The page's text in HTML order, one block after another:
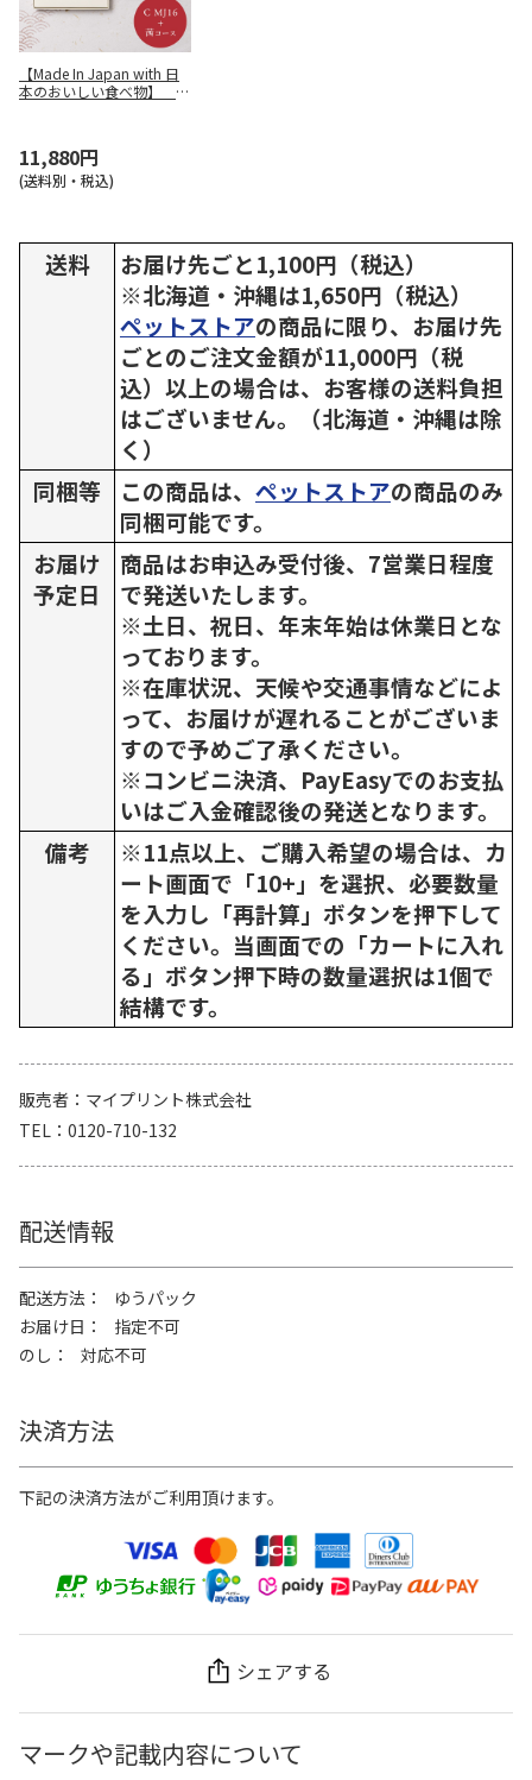
【Made In Japan with 日
本のおいしい食べ物】 カ
11,880円
(送料別・税込)
送料
お届け先ごと1,100円（税込）
※北海道・沖縄は1,650円（税込）
ペットストアの商品に限り、お届け先
ごとのご注文金額が11,000円（税
込）以上の場合は、お客様の送料負担
はございません。（北海道・沖縄は除
く）
同梱等
この商品は、 ペットストアの商品のみ
同梱可能です。
お届け
予定日
商品はお申込み受付後、7営業日程度
で発送いたします。
※土日、祝日、年末年始は休業日とな
っております。
※在庫状況、天候や交通事情などによ
って、お届けが遅れることがございま
すので予めご了承ください。
※コンビニ決済、PayEasyでのお支払
いはご入金確認後の発送となります。
備考
※11点以上、ご購入希望の場合は、カ
ート画面で「10+」を選択、必要数量
を入力し「再計算」ボタンを押下して
ください。当画面での「カートに入れ
る」ボタン押下時の数量選択は1個で
結構です。
販売者
マイプリント株式会社
TEL
0120-710-132
配送情報
配送方法
ゆうパック
お届け日
指定不可
のし
対応不可
決済方法
下記の決済方法がご利用頂けます。
シェアする
マークや記載内容について